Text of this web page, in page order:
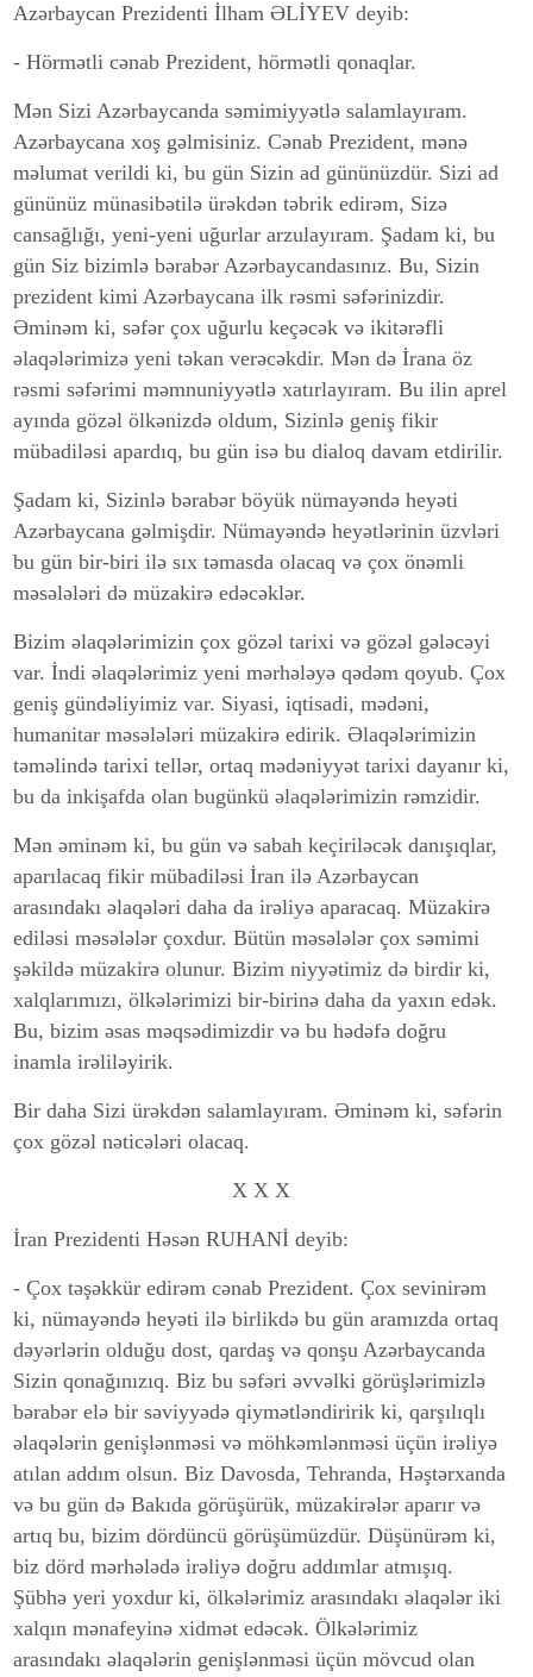
Azərbaycan Prezidenti İlham ƏLİYEV deyib:
- Hörmətli cənab Prezident, hörmətli qonaqlar.
Mən Sizi Azərbaycanda səmimiyyətlə salamlayıram.
Azərbaycana xoş gəlmisiniz. Cənab Prezident, mənə
məlumat verildi ki, bu gün Sizin ad gününüzdür. Sizi ad
gününüz münasibətilə ürəkdən təbrik edirəm, Sizə
cansağlığı, yeni-yeni uğurlar arzulayıram. Şadam ki, bu
gün Siz bizimlə bərabər Azərbaycandasınız. Bu, Sizin
prezident kimi Azərbaycana ilk rəsmi səfərinizdir.
Əminəm ki, səfər çox uğurlu keçəcək və ikitərəfli
əlaqələrimizə yeni təkan verəcəkdir. Mən də İrana öz
rəsmi səfərimi məmnuniyyətlə xatırlayıram. Bu ilin aprel
ayında gözəl ölkənizdə oldum, Sizinlə geniş fikir
mübadiləsi apardıq, bu gün isə bu dialoq davam etdirilir.
Şadam ki, Sizinlə bərabər böyük nümayəndə heyəti
Azərbaycana gəlmişdir. Nümayəndə heyətlərinin üzvləri
bu gün bir-biri ilə sıx təmasda olacaq və çox önəmli
məsələləri də müzakirə edəcəklər.
Bizim əlaqələrimizin çox gözəl tarixi və gözəl gələcəyi
var. İndi əlaqələrimiz yeni mərhələyə qədəm qoyub. Çox
geniş gündəliyimiz var. Siyasi, iqtisadi, mədəni,
humanitar məsələləri müzakirə edirik. Əlaqələrimizin
təməlində tarixi tellər, ortaq mədəniyyət tarixi dayanır ki,
bu da inkişafda olan bugünkü əlaqələrimizin rəmzidir.
Mən əminəm ki, bu gün və sabah keçiriləcək danışıqlar,
aparılacaq fikir mübadiləsi İran ilə Azərbaycan
arasındakı əlaqələri daha da irəliyə aparacaq. Müzakirə
ediləsi məsələlər çoxdur. Bütün məsələlər çox səmimi
şəkildə müzakirə olunur. Bizim niyyətimiz də birdir ki,
xalqlarımızı, ölkələrimizi bir-birinə daha da yaxın edək.
Bu, bizim əsas məqsədimizdir və bu hədəfə doğru
inamla irəliləyirik.
Bir daha Sizi ürəkdən salamlayıram. Əminəm ki, səfərin
çox gözəl nəticələri olacaq.
X X X
İran Prezidenti Həsən RUHANİ deyib:
- Çox təşəkkür edirəm cənab Prezident. Çox sevinirəm
ki, nümayəndə heyəti ilə birlikdə bu gün aramızda ortaq
dəyərlərin olduğu dost, qardaş və qonşu Azərbaycanda
Sizin qonağınızıq. Biz bu səfəri əvvəlki görüşlərimizlə
bərabər elə bir səviyyədə qiymətləndiririk ki, qarşılıqlı
əlaqələrin genişlənməsi və möhkəmlənməsi üçün irəliyə
atılan addım olsun. Biz Davosda, Tehranda, Həştərxanda
və bu gün də Bakıda görüşürük, müzakirələr aparır və
artıq bu, bizim dördüncü görüşümüzdür. Düşünürəm ki,
biz dörd mərhələdə irəliyə doğru addımlar atmışıq.
Şübhə yeri yoxdur ki, ölkələrimiz arasındakı əlaqələr iki
xalqın mənafeyinə xidmət edəcək. Ölkələrimiz
arasındakı əlaqələrin genişlənməsi üçün mövcud olan